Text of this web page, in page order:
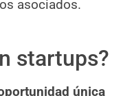
asociados.
startups?
única